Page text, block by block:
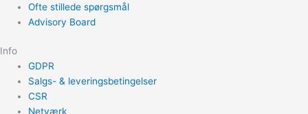
Ofte stillede spørgsmål
Advisory Board
Info
GDPR
Salgs- & leveringsbetingelser
CSR
Netværk